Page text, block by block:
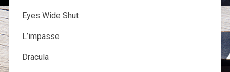
Eyes Wide Shut
L’impasse
Dracula